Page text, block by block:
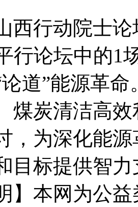
西行动院士
行论坛中的1
道”能源革命
煤炭清洁高
，为深化能
目标提供智力
】本网为公